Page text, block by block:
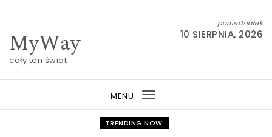
MyWay
cały ten świat
poniedziałek
10 SIERPNIA, 2026
MENU
Toggle
navigation
TRENDING NOW